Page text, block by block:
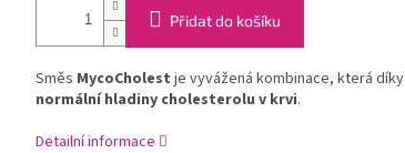
Přidat do košíku
Směs MycoCholest je vyvážená kombinace, která díky
normální hladiny cholesterolu v krvi.
Detailní informace